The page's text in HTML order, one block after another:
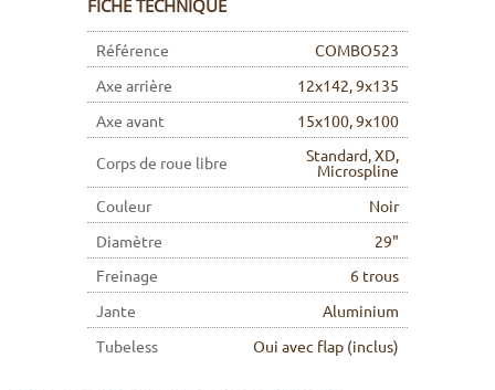
FICHE TECHNIQUE
Référence
COMBO523
Axe arrière
12x142, 9x135
Axe avant
15x100, 9x100
Corps de roue libre Standard, XD,
Microspline
Couleur
Noir
Diamètre
29"
Freinage
6 trous
Jante
Aluminium
Tubeless
Oui avec flap (inclus)